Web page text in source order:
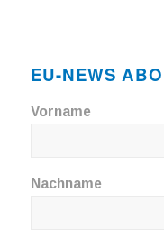
EU-NEWS
Vorname
Nachname